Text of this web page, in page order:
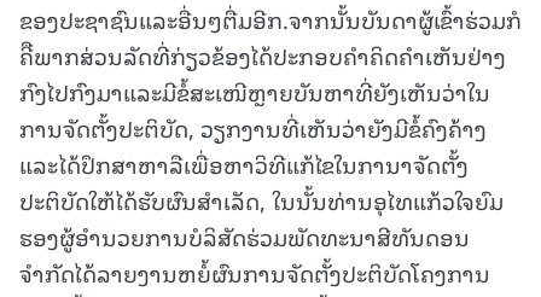
ຂອງປະຊາຊົນແລະອື່ນໆຕື່ມອີກ.ຈາກນັ້ນບັນດາຜູ້ເຂົ້າຮ່ວມກໍ
ຄີືພາກສ່ວນລັດທີ່ກ່ຽວຂ້ອງໄດ້ປະກອບຄຳຄິດຄຳເຫັນຢ່າງ
ກົງໄປກົງມາແລະມີຂໍ້ສະເໜີຫຼາຍບັນຫາທີ່ຍັງເຫັນວ່າໃນ
ການຈັດຕັ້ງປະຕິບັດ, ວຽກງານທີ່ເຫັນວ່າຍັງມີຂໍ້ຄົງຄ້າງ
ແລະໄດ້ປຶກສາຫາລືເພື່ອຫາວິທີແກ້ໄຂໃນການາຈັດຕັ້ງ
ປະຕິບັດໃຫ້ໄດ້ຮັບຜົນສຳເລັດ, ໃນນັ້ນທ່ານອຸໄທແກ້ວໃຈຍົມ
ຮອງຜູ້ອຳນວຍການບໍລິສັດຮ່ວມພັດທະນາສີທັນດອນ
ຈຳກັດໄດ້ລາຍງານຫຍໍ້ຜົນການຈັດຕັ້ງປະຕິບັດໂຄງການ